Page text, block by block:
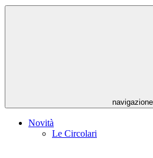
navigazione
Novità
Le Circolari